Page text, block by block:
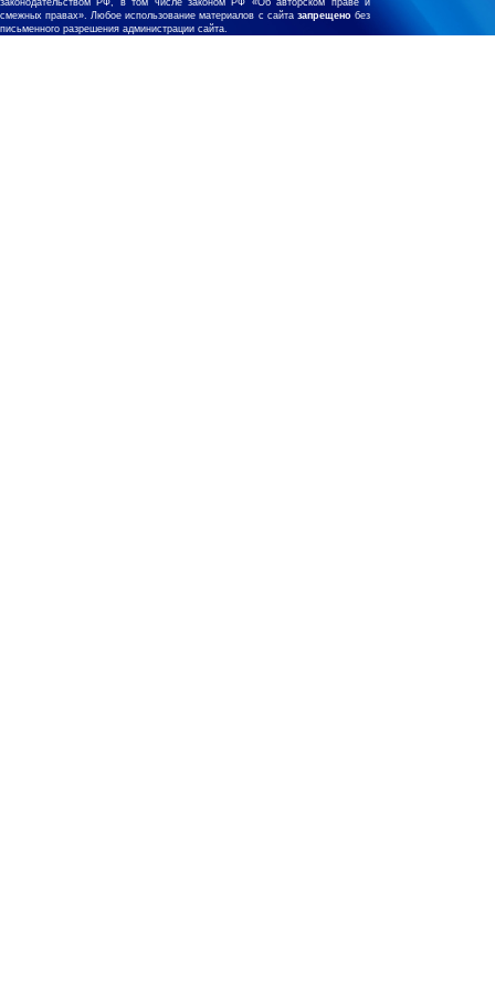
законодательством РФ, в том числе законом РФ «Об авторском праве и
смежных правах». Любое использование материалов с сайта запрещенобез
письменного разрешения администрации сайта.